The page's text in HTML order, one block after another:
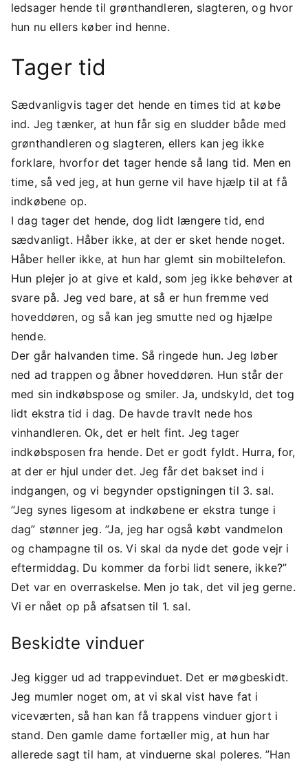
ledsager hende til grønthandleren, slagteren, og hvor
hun nu ellers køber ind henne.
Tager tid
Sædvanligvis tager det hende en times tid at købe
ind. Jeg tænker, at hun får sig en sludder både med
grønthandleren og slagteren, ellers kan jeg ikke
forklare, hvorfor det tager hende så lang tid. Men en
time, så ved jeg, at hun gerne vil have hjælp til at få
indkøbene op.
I dag tager det hende, dog lidt længere tid, end
sædvanligt. Håber ikke, at der er sket hende noget.
Håber heller ikke, at hun har glemt sin mobiltelefon.
Hun plejer jo at give et kald, som jeg ikke behøver at
svare på. Jeg ved bare, at så er hun fremme ved
hoveddøren, og så kan jeg smutte ned og hjælpe
hende.
Der går halvanden time. Så ringede hun. Jeg løber
ned ad trappen og åbner hoveddøren. Hun står der
med sin indkøbspose og smiler. Ja, undskyld, det tog
lidt ekstra tid i dag. De havde travlt nede hos
vinhandleren. Ok, det er helt fint. Jeg tager
indkøbsposen fra hende. Det er godt fyldt. Hurra, for,
at der er hjul under det. Jeg får det bakset ind i
indgangen, og vi begynder opstigningen til 3. sal.
”Jeg synes ligesom at indkøbene er ekstra tunge i
dag” stønner jeg. ”Ja, jeg har også købt vandmelon
og champagne til os. Vi skal da nyde det gode vejr i
eftermiddag. Du kommer da forbi lidt senere, ikke?”
Det var en overraskelse. Men jo tak, det vil jeg gerne.
Vi er nået op på afsatsen til 1. sal.
Beskidte vinduer
Jeg kigger ud ad trappevinduet. Det er møgbeskidt.
Jeg mumler noget om, at vi skal vist have fat i
viceværten, så han kan få trappens vinduer gjort i
stand. Den gamle dame fortæller mig, at hun har
allerede sagt til ham, at vinduerne skal poleres. ”Han